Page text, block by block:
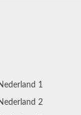
1
2